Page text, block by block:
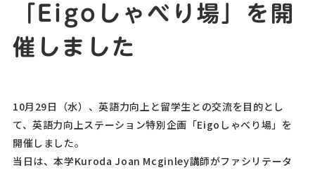
「Eigoしゃべり場」を開
催しました
10月 29日（水）、英語力向上と留学生との交流を目的とし
て、英語力向上ステーション特別企画「Eigo しゃべり場」を
開催しました。
当日は、本学Kuroda Joan Mcginley講師がファシリテータ